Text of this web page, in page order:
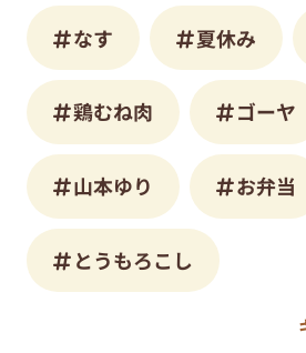
なす 夏休み
鶏むね肉 ゴーヤ
山本ゆり お弁当
とうもろこし